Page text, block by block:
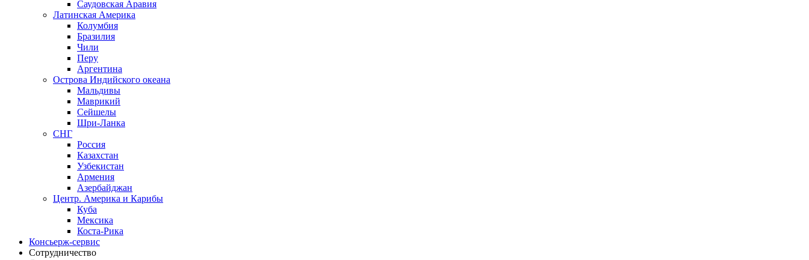
Саудовская Аравия
Латинская Америка
Колумбия
Бразилия
Чили
Перу
Аргентина
Острова Индийского океана
Мальдивы
Маврикий
Сейшелы
Шри-Ланка
СНГ
Россия
Казахстан
Узбекистан
Армения
Азербайджан
Центр. Америка и Карибы
Куба
Мексика
Коста-Рика
Консьерж-сервис
Сотрудничество